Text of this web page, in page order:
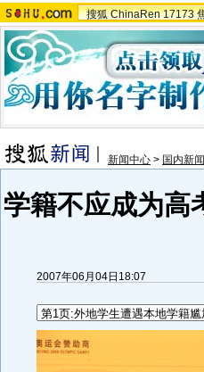
搜狐 ChinaRen 17173
新闻中心 > 国内新闻
学籍不应成为高
2007年06月04日18:07